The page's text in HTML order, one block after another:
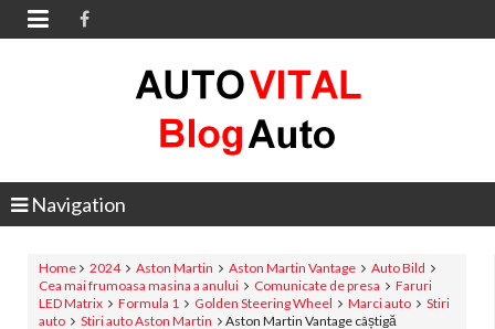

Navigation
Home 2024 Aston Martin Aston Martin Vantage
Auto Bild
Cea mai frumoasa masina a anului
Comunicate de presa
Faruri
LED Matrix
Formula 1 Golden Steering Wheel Marci auto
Stiri
auto
Stiri auto Aston Martin
Aston Martin Vantage câștigă